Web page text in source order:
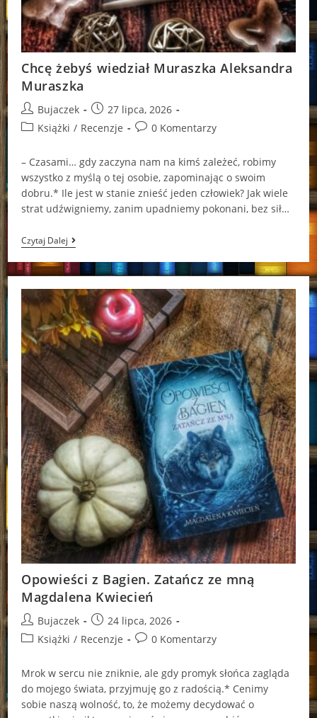
Chcę żebyś wiedział Muraszka Aleksandra
Muraszka
Post
author:
Bujaczek
Post
published:
27 lipca, 2026
PostKsiążki / Recenzje
Post0 Komentarzy
– Czasami… gdy zaczyna nam na kimś zależeć, robimy
wszystko z myślą o tej osobie, zapominając o swoim
dobru.* Ile jest w stanie znieść jeden człowiek? Jak wiele
strat udźwigniemy, zanim upadniemy pokonani, bez sił…
Czytaj DalejChcę
Żebyś
Wiedział
Muraszka
Aleksandra
Muraszka
Opowieści z Bagien. Zatańcz ze mną
Magdalena Kwiecień
Post
author:
Bujaczek
Post
published:
24 lipca, 2026
PostKsiążki / Recenzje
Post0 Komentarzy
Mrok w sercu nie zniknie, ale gdy promyk słońca zagląda
do mojego świata, przyjmuję go z radością.* Cenimy
sobie naszą wolność, to, że możemy decydować o